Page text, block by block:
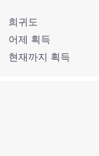
희귀도
어제 획득
현재까지 획득